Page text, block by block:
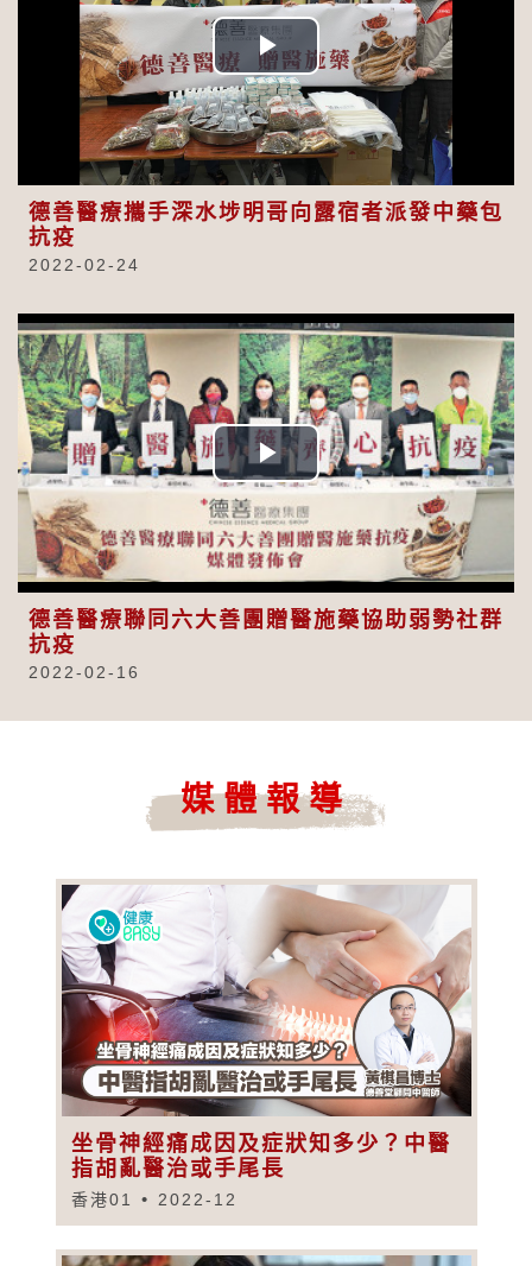
Play
Video
德善醫療攜手深水埗明哥向露宿者派發中藥包
抗疫
2022-02-24
Play
Video
德善醫療聯同六大善團贈醫施藥協助弱勢社群
抗疫
2022-02-16
媒體報導
坐骨神經痛成因及症狀知多少？中醫
指胡亂醫治或手尾長
香港01 2022-12